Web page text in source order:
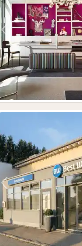
Vorheriges Bild
Vorheriges Bild